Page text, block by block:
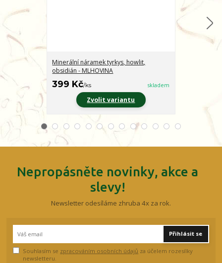
Minerální náramek tyrkys, howlit,
obsidián - MLHOVINA
399 Kč/ks skladem
Zvolit variantu
Nepropásněte novinky, akce a
slevy!
Newsletter odesíláme zhruba 4x za rok.
Přihlásit se
Souhlasím se zpracováním osobních údajů za účelem rozesílky
newsletteru.